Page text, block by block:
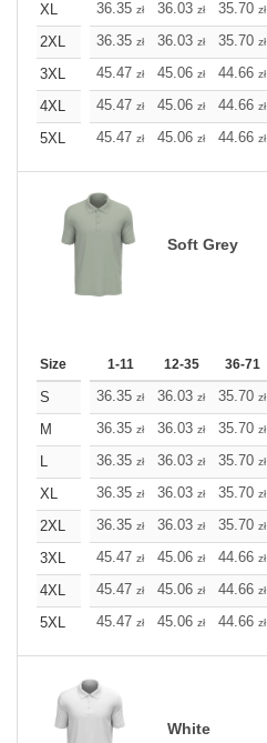
XL
36.35 zł 36.03 zł 35.70 zł
2XL
36.35 zł 36.03 zł 35.70 zł
3XL
45.47 zł 45.06 zł 44.66 zł
4XL
45.47 zł 45.06 zł 44.66 zł
5XL
45.47 zł 45.06 zł 44.66 zł
Soft Grey
Size 1-11 12-35 36-71
S 36.35 zł 36.03 zł 35.70 zł
M
36.35 zł 36.03 zł 35.70 zł
L
36.35 zł 36.03 zł 35.70 zł
XL
36.35 zł 36.03 zł 35.70 zł
2XL
36.35 zł 36.03 zł 35.70 zł
3XL
45.47 zł 45.06 zł 44.66 zł
4XL
45.47 zł 45.06 zł 44.66 zł
5XL
45.47 zł 45.06 zł 44.66 zł
White